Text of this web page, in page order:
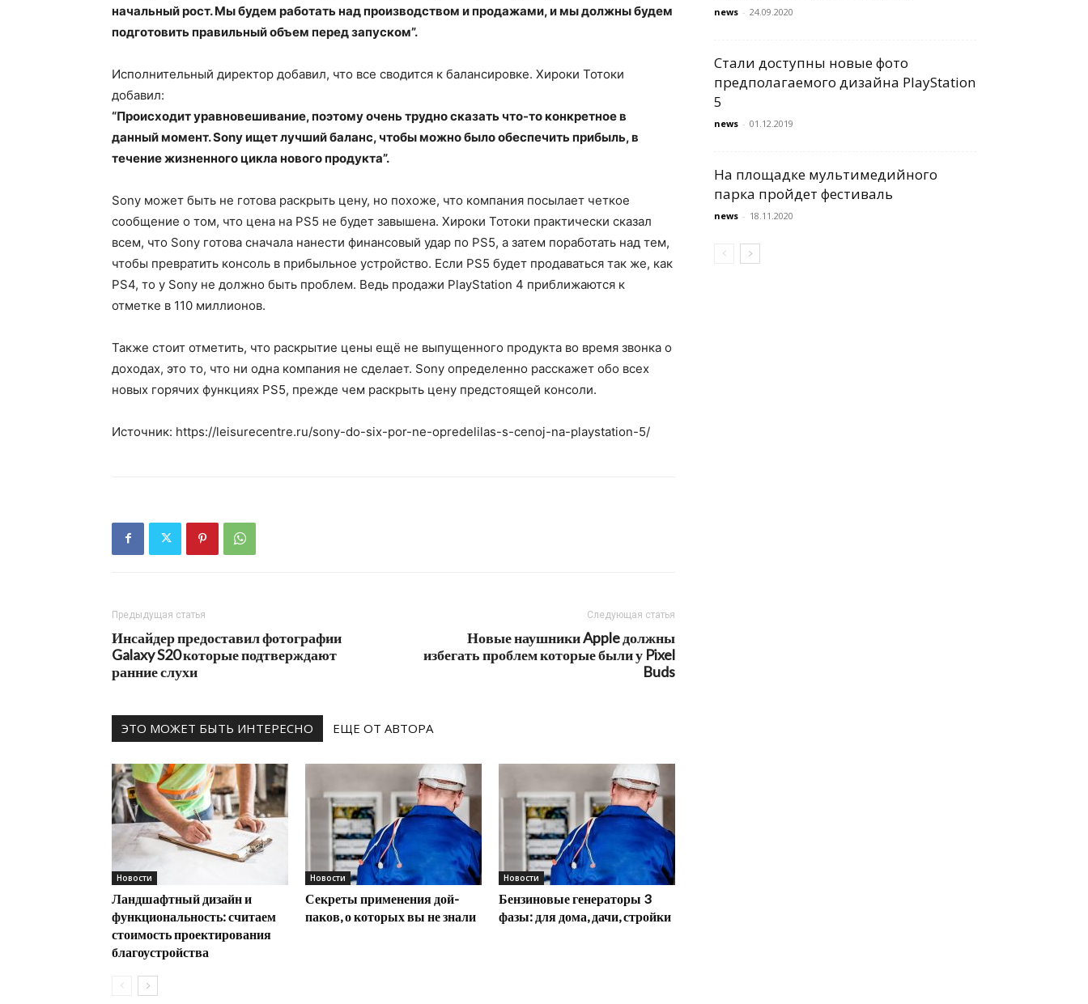
начальный рост. Мы будем работать над производством и продажами, и мы должны будем
подготовить правильный объем перед запуском”.
Исполнительный директор добавил, что все сводится к балансировке. Хироки Тотоки
добавил:
“Происходит уравновешивание, поэтому очень трудно сказать что-то конкретное в
данный момент. Sony ищет лучший баланс, чтобы можно было обеспечить прибыль, в
течение жизненного цикла нового продукта”.
Sony может быть не готова раскрыть цену, но похоже, что компания посылает четкое
сообщение о том, что цена на PS5 не будет завышена. Хироки Тотоки практически сказал
всем, что Sony готова сначала нанести финансовый удар по PS5, а затем поработать над тем,
чтобы превратить консоль в прибыльное устройство. Если PS5 будет продаваться так же, как
PS4, то у Sony не должно быть проблем. Ведь продажи PlayStation 4 приближаются к
отметке в 110 миллионов.
Также стоит отметить, что раскрытие цены ещё не выпущенного продукта во время звонка о
доходах, это то, что ни одна компания не сделает. Sony определенно расскажет обо всех
новых горячих функциях PS5, прежде чем раскрыть цену предстоящей консоли.
Источник: https://leisurecentre.ru/sony-do-six-por-ne-opredelilas-s-cenoj-na-playstation-5/
Предыдущая статья
Инсайдер предоставил фотографии
Galaxy S20 которые подтверждают
ранние слухи
Следующая статья
Новые наушники Apple должны
избегать проблем которые были у Pixel
Buds
ЭТО МОЖЕТ БЫТЬ ИНТЕРЕСНО ЕЩЕ ОТ АВТОРА
Новости
Ландшафтный дизайн и
функциональность: считаем
стоимость проектирования
благоустройства
Новости
Секреты применения дой-
паков, о которых вы не знали
Новости
Бензиновые генераторы 3
фазы: для дома, дачи, стройки
news - 24.09.2020
Стали доступны новые фото
предполагаемого дизайна PlayStation
5
news - 01.12.2019
На площадке мультимедийного
парка пройдет фестиваль
news - 18.11.2020